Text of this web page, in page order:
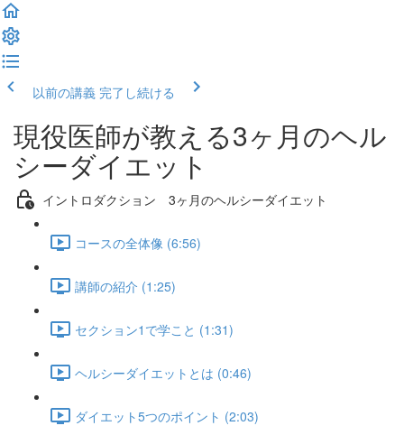
以前の講義 完了し続ける
現役医師が教える3ヶ月のヘル
シーダイエット
イントロダクション 3ヶ月のヘルシーダイエット
コースの全体像 (6:56)
講師の紹介 (1:25)
セクション1で学こと (1:31)
ヘルシーダイエットとは (0:46)
ダイエット5つのポイント (2:03)